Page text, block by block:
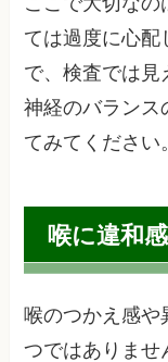
ては過度に心配
で、検査では見
神経のバランス
てみてください
喉に違和
喉のつかえ感や
つではありませ